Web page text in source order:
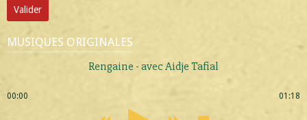
Valider
MUSIQUES ORIGINALES
Rengaine - avec Aidje Tafial
00:00 01:18